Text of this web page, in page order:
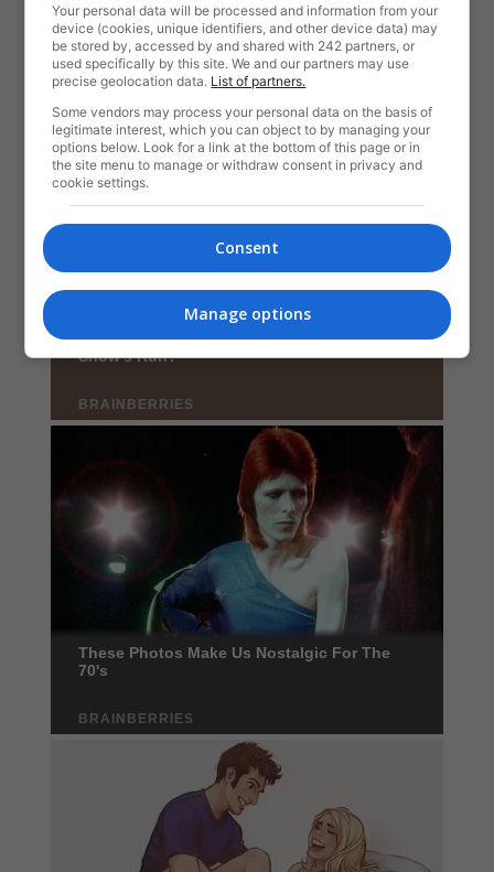
Your personal data will be processed and information from your
device (cookies, unique identifiers, and other device data) may
be stored by, accessed by and shared with 242 partners, or
used specifically by this site. We and our partners may use
precise geolocation data. List of partners.
Some vendors may process your personal data on the basis of
legitimate interest, which you can object to by managing your
options below. Look for a link at the bottom of this page or in
the site menu to manage or withdraw consent in privacy and
cookie settings.
Consent
Manage options